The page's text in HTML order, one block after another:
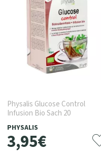
Physalis Glucose Control
Infusion Bio Sach 20
PHYSALIS
3,95€